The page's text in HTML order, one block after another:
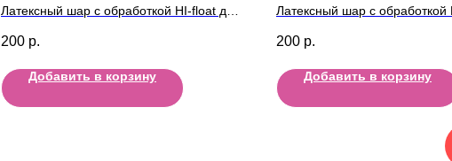
Латексный шар с обработкой HI-float для
200 р.
Добавить в корзину
Латексный шар с обработкой
200 р.
Добавить в корзину